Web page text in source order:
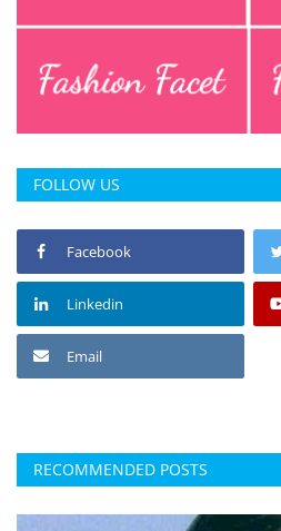
FOLLOW US
Facebook
Linkedin
Email
RECOMMENDED POSTS